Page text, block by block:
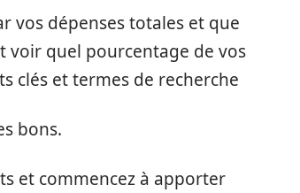
vos dépenses totales et que
voir quel pourcentage de vos
clés et termes de recherche
bons.
et commencez à apporter